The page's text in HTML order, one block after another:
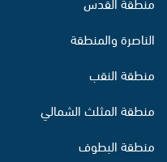
الناصرة والمنطقة
منطقة النقب
منطقة المثلث الشمالي
منطقة البطوف